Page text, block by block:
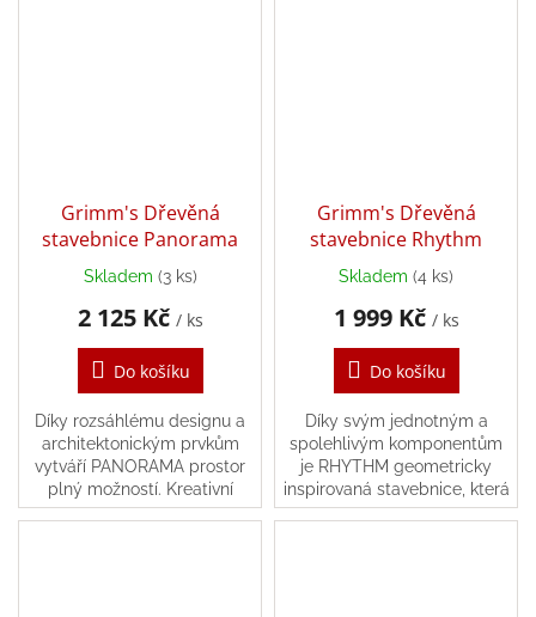
Grimm's Dřevěná
stavebnice Panorama
Skladem (3 ks)
2 125 Kč / ks
Do košíku
Díky rozsáhlému designu a
architektonickým prvkům
vytváří PANORAMA prostor
plný možností. Kreativní
konstrukce dává vzniknout
Grimm's Dřevěná
stavebnice Rhythm
Skladem (4 ks)
1 999 Kč / ks
Do košíku
Díky svým jednotným a
spolehlivým komponentům
je RHYTHM geometricky
inspirovaná stavebnice, která
jen čeká na přeskupení.